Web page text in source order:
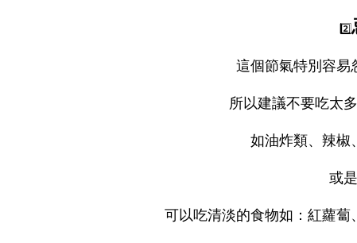
2️⃣
這個節氣特別容易
所以建議不要吃太
如油炸類、辣椒
或
可以吃清淡的食物如：紅蘿蔔